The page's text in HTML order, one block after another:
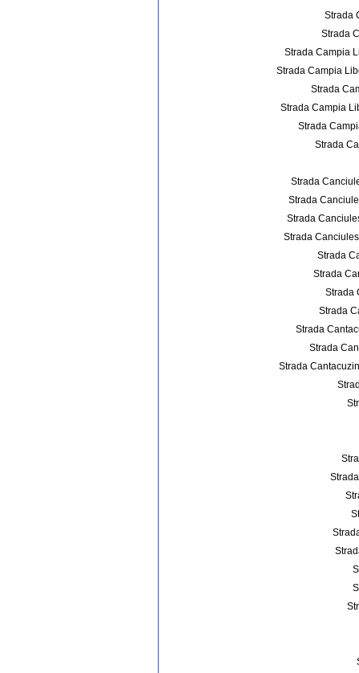
Strada
Strada
Strada Campia
Strada Campia
Strada
Strada Campia
Strada
Strada
Strada
Strada
Strada
Strada
Strada
Strada
Strada
Strada
Strada
Strada
Strada